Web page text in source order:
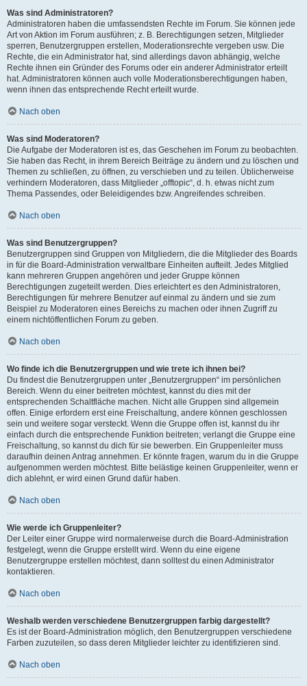
Was sind Administratoren?
Administratoren haben die umfassendsten Rechte im Forum. Sie können jede
Art von Aktion im Forum ausführen; z. B. Berechtigungen setzen, Mitglieder
sperren, Benutzergruppen erstellen, Moderationsrechte vergeben usw. Die
Rechte, die ein Administrator hat, sind allerdings davon abhängig, welche
Rechte ihnen ein Gründer des Forums oder ein anderer Administrator erteilt
hat. Administratoren können auch volle Moderationsberechtigungen haben,
wenn ihnen das entsprechende Recht erteilt wurde.
Nach oben
Was sind Moderatoren?
Die Aufgabe der Moderatoren ist es, das Geschehen im Forum zu beobachten.
Sie haben das Recht, in ihrem Bereich Beiträge zu ändern und zu löschen und
Themen zu schließen, zu öffnen, zu verschieben und zu teilen. Üblicherweise
verhindern Moderatoren, dass Mitglieder „offtopic“, d. h. etwas nicht zum
Thema Passendes, oder Beleidigendes bzw. Angreifendes schreiben.
Nach oben
Was sind Benutzergruppen?
Benutzergruppen sind Gruppen von Mitgliedern, die die Mitglieder des Boards
in für die Board-Administration verwaltbare Einheiten aufteilt. Jedes Mitglied
kann mehreren Gruppen angehören und jeder Gruppe können
Berechtigungen zugeteilt werden. Dies erleichtert es den Administratoren,
Berechtigungen für mehrere Benutzer auf einmal zu ändern und sie zum
Beispiel zu Moderatoren eines Bereichs zu machen oder ihnen Zugriff zu
einem nichtöffentlichen Forum zu geben.
Nach oben
Wo finde ich die Benutzergruppen und wie trete ich ihnen bei?
Du findest die Benutzergruppen unter „Benutzergruppen“ im persönlichen
Bereich. Wenn du einer beitreten möchtest, kannst du dies mit der
entsprechenden Schaltfläche machen. Nicht alle Gruppen sind allgemein
offen. Einige erfordern erst eine Freischaltung, andere können geschlossen
sein und weitere sogar versteckt. Wenn die Gruppe offen ist, kannst du ihr
einfach durch die entsprechende Funktion beitreten; verlangt die Gruppe eine
Freischaltung, so kannst du dich für sie bewerben. Ein Gruppenleiter muss
daraufhin deinen Antrag annehmen. Er könnte fragen, warum du in die Gruppe
aufgenommen werden möchtest. Bitte belästige keinen Gruppenleiter, wenn er
dich ablehnt, er wird einen Grund dafür haben.
Nach oben
Wie werde ich Gruppenleiter?
Der Leiter einer Gruppe wird normalerweise durch die Board-Administration
festgelegt, wenn die Gruppe erstellt wird. Wenn du eine eigene
Benutzergruppe erstellen möchtest, dann solltest du einen Administrator
kontaktieren.
Nach oben
Weshalb werden verschiedene Benutzergruppen farbig dargestellt?
Es ist der Board-Administration möglich, den Benutzergruppen verschiedene
Farben zuzuteilen, so dass deren Mitglieder leichter zu identifizieren sind.
Nach oben